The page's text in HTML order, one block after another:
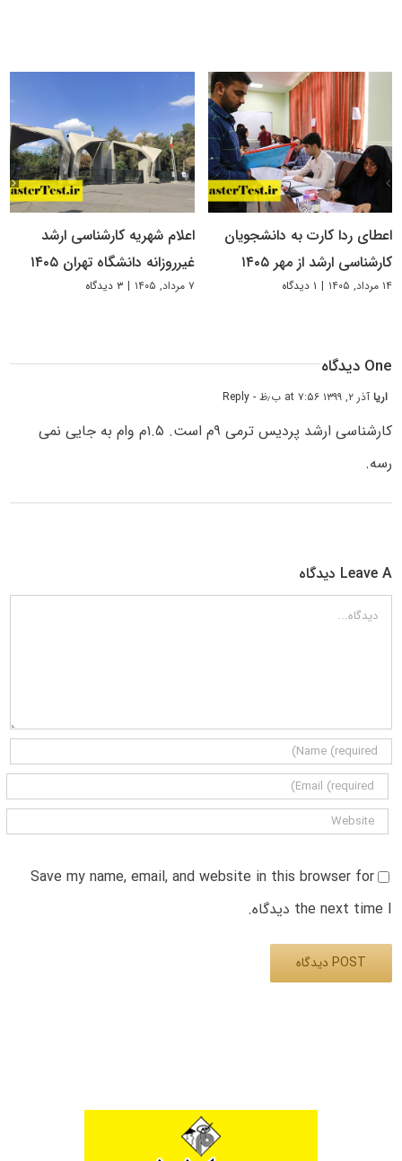
اعطای ردا کارت به دانشجویان
کارشناسی ارشد از مهر ۱۴۰۵
۱۴ مرداد, ۱۴۰۵ | ۱ دیدگاه
اعلام شهریه کارشناسی ارشد
غیرروزانه دانشگاه تهران ۱۴۰۵
۷ مرداد, ۱۴۰۵ | ۳ دیدگاه
One دیدگاه
اریاآذر ۲, ۱۳۹۹ at ۷:۵۶ ب٫ظ - Reply
کارشناسی ارشد پردیس ترمی ۹م است. ۱.۵م وام به جایی نمی
رسه.
Leave A دیدگاه
دیدگاه
Save my name, email, and website in this browser for
the next time I دیدگاه.